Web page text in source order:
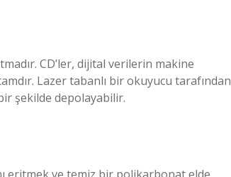
CD’ler, dijital verilerin makine
Lazer tabanlı bir okuyucu tarafından
şekilde depolayabilir.